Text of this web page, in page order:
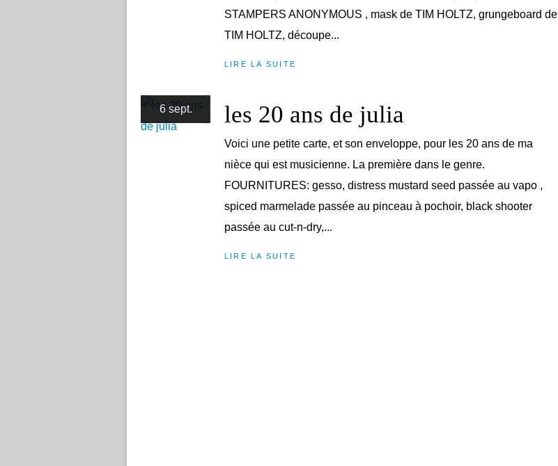
STAMPERS ANONYMOUS , mask de TIM HOLTZ, grungeboard de
TIM HOLTZ, découpe...
LIRE LA SUITE
6 sept. les 20 ans de julia
Voici une petite carte, et son enveloppe, pour les 20 ans de ma
nièce qui est musicienne. La première dans le genre.
FOURNITURES: gesso, distress mustard seed passée au vapo ,
spiced marmelade passée au pinceau à pochoir, black shooter
passée au cut-n-dry,...
LIRE LA SUITE